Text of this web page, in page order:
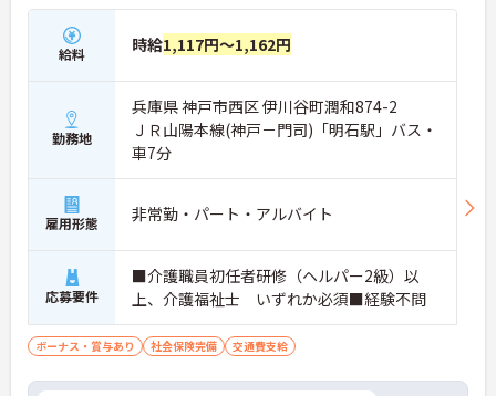
給料 時給1,117円～1,162円
勤務地
兵庫県 神戸市西区 伊川谷町潤和874-2
ＪＲ山陽本線(神戸－門司)「明石駅」バス・
車7分
雇用形態 非常勤・パート・アルバイト
応募要件
■介護職員初任者研修（ヘルパー2級）以
上、介護福祉士 いずれか必須■経験不問
ボーナス・賞与あり 社会保険完備 交通費支給